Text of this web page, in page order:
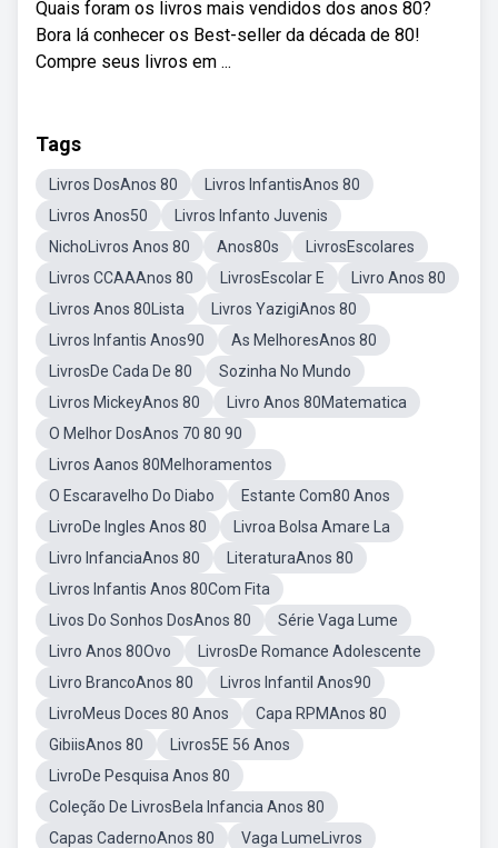
Quais foram os livros mais vendidos dos anos 80?
Bora lá conhecer os Best-seller da década de 80!
Compre seus livros em ...
Tags
Livros DosAnos 80
Livros InfantisAnos 80
Livros Anos50
Livros Infanto Juvenis
NichoLivros Anos 80
Anos80s
LivrosEscolares
Livros CCAAAnos 80
LivrosEscolar E
Livro Anos 80
Livros Anos 80Lista
Livros YazigiAnos 80
Livros Infantis Anos90
As MelhoresAnos 80
LivrosDe Cada De 80
Sozinha No Mundo
Livros MickeyAnos 80
Livro Anos 80Matematica
O Melhor DosAnos 70 80 90
Livros Aanos 80Melhoramentos
O Escaravelho Do Diabo
Estante Com80 Anos
LivroDe Ingles Anos 80
Livroa Bolsa Amare La
Livro InfanciaAnos 80
LiteraturaAnos 80
Livros Infantis Anos 80Com Fita
Livos Do Sonhos DosAnos 80
Série Vaga Lume
Livro Anos 80Ovo
LivrosDe Romance Adolescente
Livro BrancoAnos 80
Livros Infantil Anos90
LivroMeus Doces 80 Anos
Capa RPMAnos 80
GibiisAnos 80
Livros5E 56 Anos
LivroDe Pesquisa Anos 80
Coleção De LivrosBela Infancia Anos 80
Capas CadernoAnos 80
Vaga LumeLivros